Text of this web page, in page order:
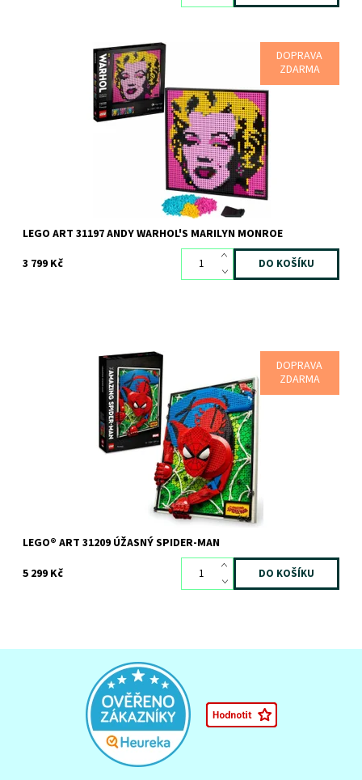
DOPRAVA
ZDARMA
Odpočiňte si u jedinečného kreativního projektu se sadou LEGO®
Art Andy Warhol's Marilyn Monroe, díky které získáte čtyři
umělecká díla v jedné...
Skladem1 ks
LEGO ART 31197 ANDY WARHOL'S MARILYN MONROE
3 799 Kč
DOPRAVA
ZDARMA
Pochlubte se svou vášní pro Spider-Mana s tímto nástěnným
Skladem1 ks
11690
LEGO
LEGO® ART 31209 ÚŽASNÝ SPIDER-MAN
5 299 Kč